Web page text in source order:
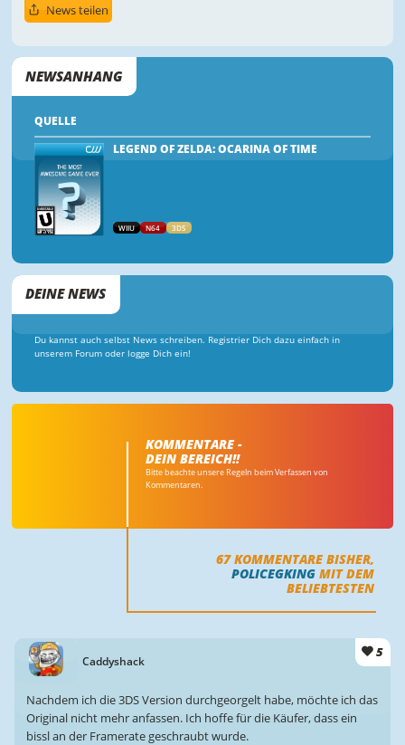
News teilen
NEWSANHANG
QUELLE
LEGEND OF ZELDA: OCARINA OF TIME
WIIU N64 3DS
DEINE NEWS
Du kannst auch selbst News schreiben. Registrier Dich dazu einfach in
unserem Forum oder logge Dich ein!
KOMMENTARE -
DEIN BEREICH!!
Bitte beachte unsere Regeln beim Verfassen von
Kommentaren.
67KOMMENTARE BISHER,
POLICEGKING MIT DEM
BELIEBTESTEN
Caddyshack
5
Nachdem ich die 3DS Version durchgeorgelt habe, möchte ich das
Original nicht mehr anfassen. Ich hoffe für die Käufer, dass ein
bissl an der Framerate geschraubt wurde.